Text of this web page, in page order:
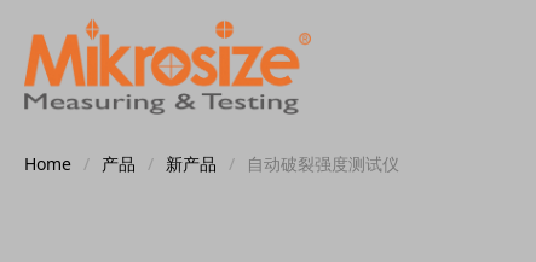
Home / 产品 / 新产品 / 自动破裂强度测试仪